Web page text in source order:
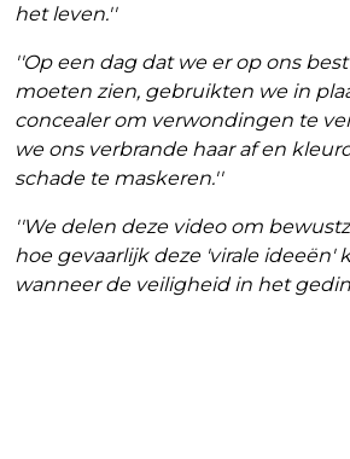
het leven.''
''Op een dag dat we er op ons
moeten zien, gebruikten we in
concealer om verwondingen te
we ons verbrande haar af en
schade te maskeren.''
''We delen deze video om
hoe gevaarlijk deze 'virale ideeën'
wanneer de veiligheid in het